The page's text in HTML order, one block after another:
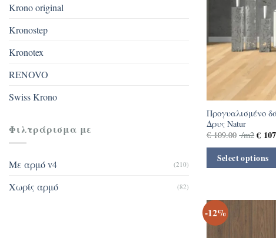
Krono original
Kronostep
Kronotex
RENOVO
Swiss Krono
Φιλτράρισμα με
Με αρμό v4 (210)
Χωρίς αρμό (82)
Προγυαλισμένο
Δρυς Natur
€109.00 /m2 €
Select options
-12%